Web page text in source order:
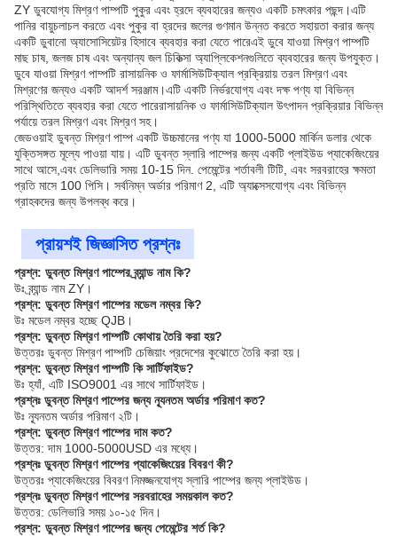
ZY ডুবযোগ্য মিশ্রণ পাম্পটি পুকুর এবং হ্রদে ব্যবহারের জন্যও একটি চমৎকার পছন্দ।এটি
পানির বায়ুচলাচল করতে এবং পুকুর বা হ্রদের জলের গুণমান উন্নত করতে সহায়তা করার জন্য
একটি ডুবানো অ্যাসোসিয়েটর হিসাবে ব্যবহার করা যেতে পারেএই ডুবে যাওয়া মিশ্রণ পাম্পটি
মাছ চাষ, জলজ চাষ এবং অন্যান্য জল চিকিত্সা অ্যাপ্লিকেশনগুলিতে ব্যবহারের জন্য উপযুক্ত।
ডুবে যাওয়া মিশ্রণ পাম্পটি রাসায়নিক ও ফার্মাসিউটিক্যাল প্রক্রিয়ায় তরল মিশ্রণ এবং
মিশ্রণের জন্যও একটি আদর্শ সরঞ্জাম।এটি একটি নির্ভরযোগ্য এবং দক্ষ পণ্য যা বিভিন্ন
পরিস্থিতিতে ব্যবহার করা যেতে পারেরাসায়নিক ও ফার্মাসিউটিক্যাল উৎপাদন প্রক্রিয়ার বিভিন্ন
পর্যায়ে তরল মিশ্রণ এবং মিশ্রণ সহ।
জেডওয়াই ডুবন্ত মিশ্রণ পাম্প একটি উচ্চমানের পণ্য যা 1000-5000 মার্কিন ডলার থেকে
যুক্তিসঙ্গত মূল্যে পাওয়া যায়। এটি ডুবন্ত স্লারি পাম্পের জন্য একটি প্লাইউড প্যাকেজিংয়ের
সাথে আসে,এবং ডেলিভারি সময় 10-15 দিন. পেমেন্টের শর্তাবলী টিটি, এবং সরবরাহের ক্ষমতা
প্রতি মাসে 100 পিসি। সর্বনিম্ন অর্ডার পরিমাণ 2, এটি অ্যাক্সেসযোগ্য এবং বিভিন্ন
গ্রাহকদের জন্য উপলব্ধ করে।
প্রায়শই জিজ্ঞাসিত প্রশ্নঃ
প্রশ্ন: ডুবন্ত মিশ্রণ পাম্পের ব্র্যান্ড নাম কি?
উঃ ব্র্যান্ড নাম ZY।
প্রশ্ন: ডুবন্ত মিশ্রণ পাম্পের মডেল নম্বর কি?
উঃ মডেল নম্বর হচ্ছে QJB।
প্রশ্ন: ডুবন্ত মিশ্রণ পাম্পটি কোথায় তৈরি করা হয়?
উত্তরঃ ডুবন্ত মিশ্রণ পাম্পটি চেজিয়াং প্রদেশের কুঝোতে তৈরি করা হয়।
প্রশ্ন: ডুবন্ত মিশ্রণ পাম্পটি কি সার্টিফাইড?
উঃ হ্যাঁ, এটি ISO9001 এর সাথে সার্টিফাইড।
প্রশ্নঃ ডুবন্ত মিশ্রণ পাম্পের জন্য ন্যূনতম অর্ডার পরিমাণ কত?
উঃ ন্যূনতম অর্ডার পরিমাণ ২টি।
প্রশ্ন: ডুবন্ত মিশ্রণ পাম্পের দাম কত?
উত্তর: দাম 1000-5000USD এর মধ্যে।
প্রশ্নঃ ডুবন্ত মিশ্রণ পাম্পের প্যাকেজিংয়ের বিবরণ কী?
উত্তরঃ প্যাকেজিংয়ের বিবরণ নিমজ্জনযোগ্য স্লারি পাম্পের জন্য প্লাইউড।
প্রশ্নঃ ডুবন্ত মিশ্রণ পাম্পের সরবরাহের সময়কাল কত?
উত্তর: ডেলিভারি সময় ১০-১৫ দিন।
প্রশ্ন: ডুবন্ত মিশ্রণ পাম্পের জন্য পেমেন্টের শর্ত কি?